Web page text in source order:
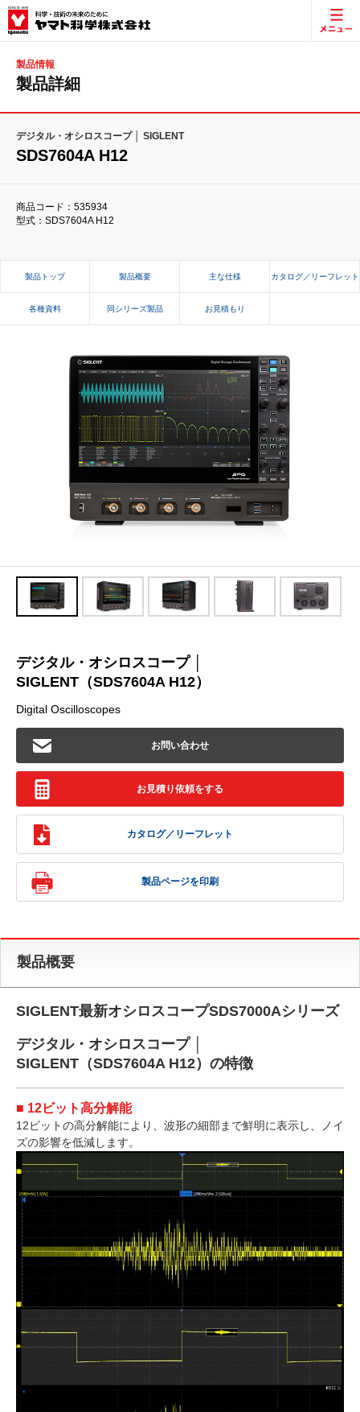
製品情報
製品詳細
デジタル・オシロスコープ │ SIGLENT
SDS7604A H12
商品コード：535934
型式：SDS7604A H12
製品トップ 製品概要 主な仕様 カタログ／リーフレット
各種資料 同シリーズ製品 お見積もり
デジタル・オシロスコープ │
SIGLENT（SDS7604A H12）
Digital Oscilloscopes
お問い合わせ
お見積り依頼をする
カタログ／リーフレット
製品ページを印刷
製品概要
SIGLENT最新オシロスコープSDS7000Aシリーズ
デジタル・オシロスコープ │
SIGLENT（SDS7604A H12）の特徴
■ 12ビット高分解能
12ビットの高分解能により、波形の細部まで鮮明に表示し、ノイ
ズの影響を低減します。